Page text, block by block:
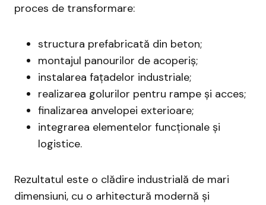
proces de transformare:
structura prefabricată din beton;
montajul panourilor de acoperiș;
instalarea fațadelor industriale;
realizarea golurilor pentru rampe și acces;
finalizarea anvelopei exterioare;
integrarea elementelor funcționale și
logistice.
Rezultatul este o clădire industrială de mari
dimensiuni, cu o arhitectură modernă și